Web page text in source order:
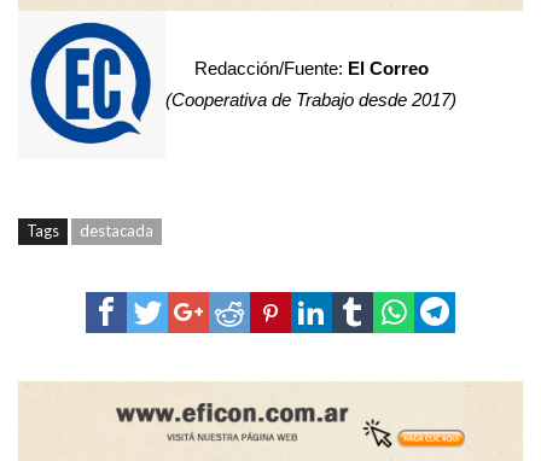
Redacción/Fuente: El Correo
(Cooperativa de Trabajo desde 2017)
Tags destacada